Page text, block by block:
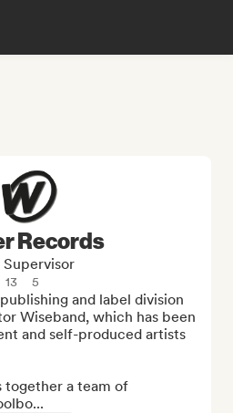
Records
13 5
and label division
Wiseband, which has been
and self-produced artists
together a team of